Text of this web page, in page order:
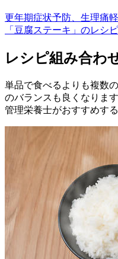
更年期症状予防、生理痛
「豆腐ステーキ」のレシ
レシピ組み合わ
単品で食べるよりも複数
のバランスも良くなります
管理栄養士がおすすめす